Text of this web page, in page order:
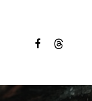
facebookthreads